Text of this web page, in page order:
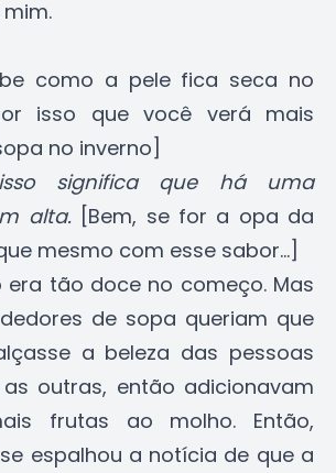
como a pele fica seca no
isso que você verá mais
no inverno]
significa que há uma
alta.[Bem, se for a opa da
mesmo com esse sabor...]
tão doce no começo. Mas
de sopa queriam que
a beleza das pessoas
outras, então adicionavam
frutas ao molho. Então,
espalhou a notícia de que a